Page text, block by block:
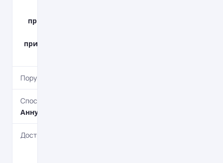
приміщення офісів,
приміщення, склади
Поруки
Спосіб погашення
Aннуітет, Класичний
Дострокове погашення